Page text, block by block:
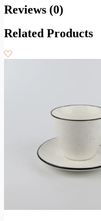
Reviews (0)
Related Products